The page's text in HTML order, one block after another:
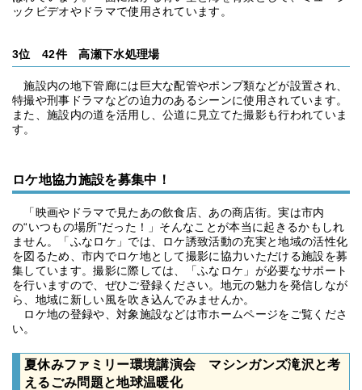
ックビデオやドラマで使用されています。
3位 42件 高瀬下水処理場
施設内の地下管廊には巨大な配管やポンプ類などが設置され、
特撮や刑事ドラマなどの迫力のあるシーンに使用されています。
また、施設内の道を活用し、公道に見立てた撮影も行われていま
す。
ロケ地協力施設を募集中！
「映画やドラマで見たあの飲食店、あの商店街。実は市内
の“いつもの場所”だった！」そんなことが本当に起きるかもしれ
ません。「ふなロケ」では、ロケ誘致活動の充実と地域の活性化
を図るため、市内でロケ地として撮影に協力いただける施設を募
集しています。撮影に際しては、「ふなロケ」が必要なサポート
を行いますので、ぜひご登録ください。地元の魅力を発信しなが
ら、地域に新しい風を吹き込んでみませんか。
ロケ地の登録や、対象施設などは市ホームページをご覧くださ
い。
夏休みファミリー環境講演会 マシンガンズ滝沢と考
えるごみ問題と地球温暖化